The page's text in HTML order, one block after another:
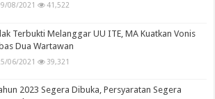
08/2021 41,522
Terbukti Melanggar UU ITE, MA Kuatkan Vonis
Dua Wartawan
06/2021 39,321
2023 Segera Dibuka, Persyaratan Segera